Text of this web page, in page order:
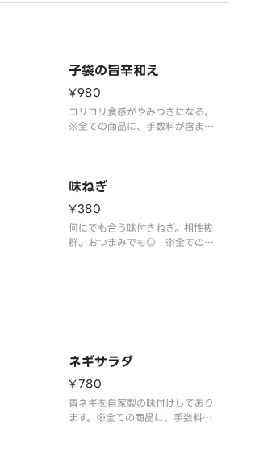
子袋の旨辛和え
¥980
コリコリ食感がやみつきになる。
※全ての商品に、手数料が含まれ
味ねぎ
¥380
何にでも合う味付きねぎ。相性抜
群。おつまみでも◎ ※全ての商
ネギサラダ
¥780
青ネギを自家製の味付けしてあり
ます。※全ての商品に、手数料が